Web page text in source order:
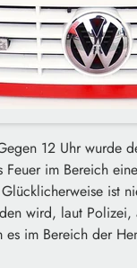
12 Uhr wurde
im Bereich
ist
wird, laut
im Bereich der